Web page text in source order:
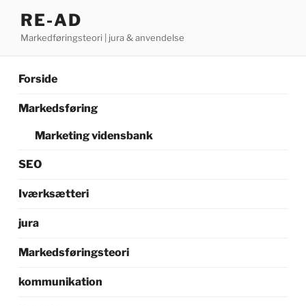
indhold
RE-AD
Markedføringsteori | jura & anvendelse
Forside
Markedsføring
Marketing vidensbank
SEO
Iværksætteri
jura
Markedsføringsteori
kommunikation